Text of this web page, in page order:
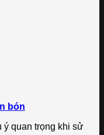
bón
quan trọng khi sử